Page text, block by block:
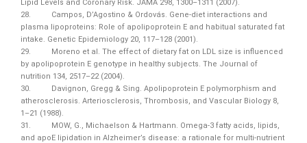
Lipid Levels and Coronary Risk. JAMA 298, 1300–1311 (2007).
28. Campos, D’Agostino & Ordovás. Gene‐diet interactions and
plasma lipoproteins: Role of apolipoprotein E and habitual saturated fat
intake. Genetic Epidemiology 20, 117–128 (2001).
29. Moreno et al. The effect of dietary fat on LDL size is influenced
by apolipoprotein E genotype in healthy subjects. The Journal of
nutrition 134, 2517–22 (2004).
30. Davignon, Gregg & Sing. Apolipoprotein E polymorphism and
atherosclerosis. Arteriosclerosis, Thrombosis, and Vascular Biology 8,
1–21 (1988).
31. MOW, G., Michaelson & Hartmann. Omega-3 fatty acids, lipids,
and apoE lipidation in Alzheimer’s disease: a rationale for multi-nutrient